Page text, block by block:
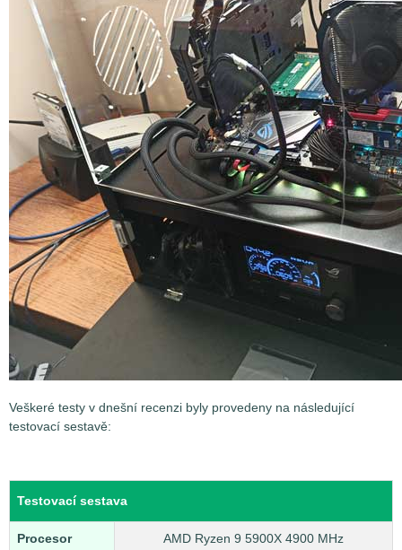
Veškeré testy v dnešní recenzi byly provedeny na následující
testovací sestavě:
Testovací sestava
Procesor AMD Ryzen 9 5900X 4900 MHz